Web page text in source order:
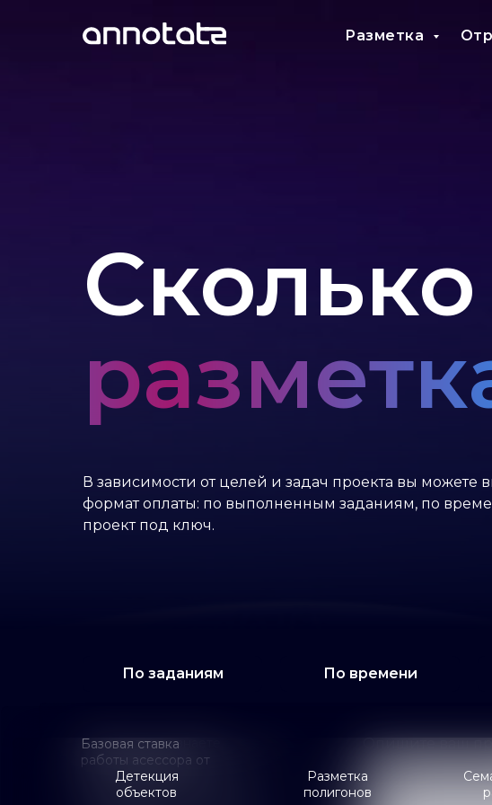
Разметка
Сколько
В зависимости от целей и задач проекта вы можете
формат оплаты: по выполненным заданиям, по
проект под ключ.
Если вы точно знаете
необходимый объем разметки,
то мы можем подготовить
индивидуальный расчет
Опишите ваш
По времени
По заданиям
Базовая ставка
работы асессора от
Разметка
полигонов
Детекция
объектов